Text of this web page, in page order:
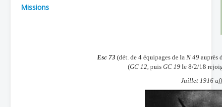
Doctrines
Missions
Esc 73 (dét. de 4 équipages de la N 49 auprès
(GC 12, puis GC 19le 8/2/18
Juillet 1916